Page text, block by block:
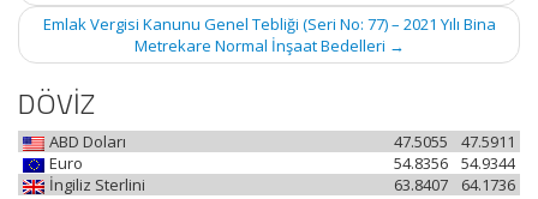
Emlak Vergisi Kanunu Genel Tebliği (Seri No: 77) – 2021 Yılı Bina
Metrekare Normal İnşaat Bedelleri →
DÖVİZ
ABD Doları 47.5911
47.5055
Euro
54.9344
54.8356
İngiliz Sterlini
64.1736
63.8407